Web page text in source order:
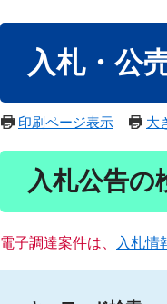
入札・公
印刷ページ表示 大
入札公告の
電子調達案件は、 入札情